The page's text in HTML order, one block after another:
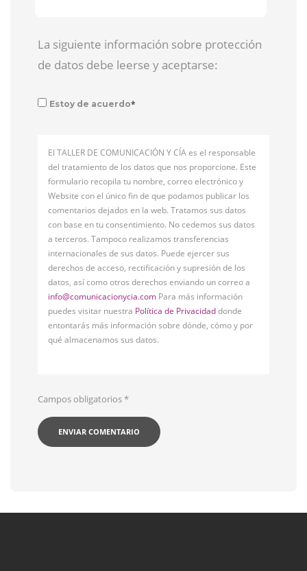
La siguiente información sobre protección
de datos debe leerse y aceptarse:
Estoy de acuerdo*
El TALLER DE COMUNICACIÓN Y CÍA es el responsable
del tratamiento de los datos que nos proporcione. Este
formulario recopila tu nombre, correo electrónico y
Website con el único fin de que podamos publicar los
comentarios dejados en la web. Tratamos sus datos
con base en tu consentimiento. No cedemos sus datos
a terceros. Tampoco realizamos transferencias
internacionales de sus datos. Puede ejercer sus
derechos de acceso, rectificación y supresión de los
datos, así como otros derechos enviando un correo a
info@comunicacionycia.com Para más información
puedes visitar nuestra Política de Privacidaddonde
entontarás más información sobre dónde, cómo y por
qué almacenamos sus datos.
Campos obligatorios*